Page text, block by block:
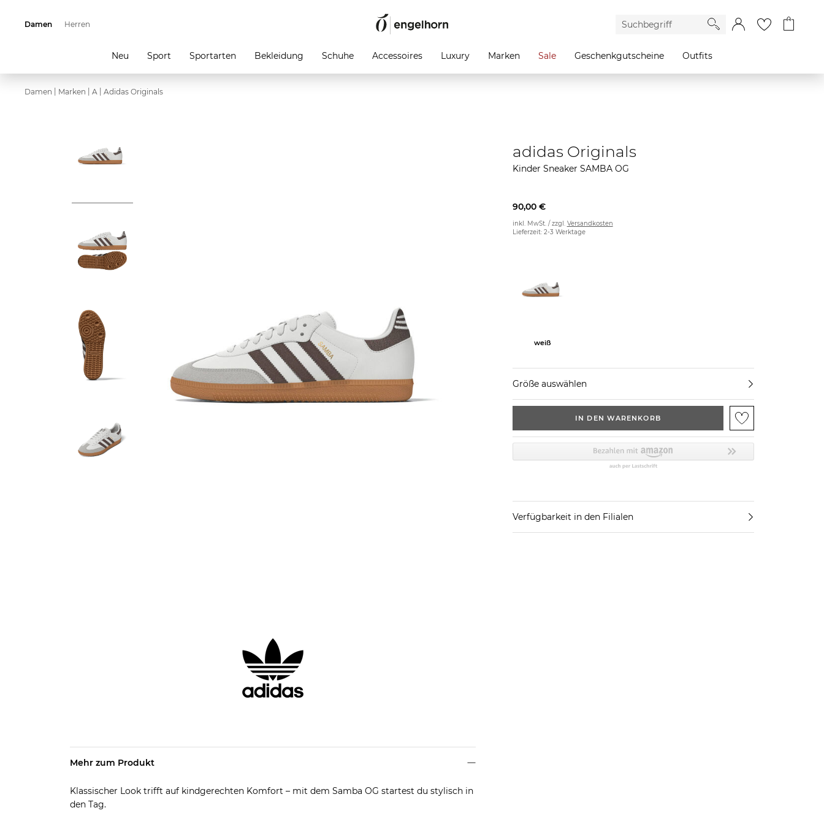
Damen
Neu Sport Sportarten Bekleidung Schuhe Accessoires Luxury Marken Sale Geschenkgutscheine Outfits
Herren
Damen Marken A Adidas Originals
adidas Originals
Kinder Sneaker SAMBA OG
90,00 €
inkl. MwSt. / zzgl. Versandkosten
Lieferzeit: 2-3 Werktage
weiß
Größe auswählen
IN DEN WARENKORB
Verfügbarkeit in den Filialen
Mehr zum Produkt
Klassischer Look trifft auf kindgerechten Komfort – mit dem Samba OG startest du stylisch in
den Tag.